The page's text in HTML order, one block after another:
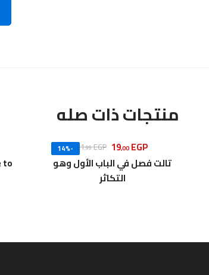
منتجات ذات صله
-14% 19,00 EGP
21,99EGP
تالت فصل في الباب الأول وهو
التكاثر
to